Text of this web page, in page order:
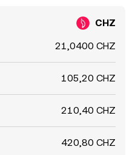
CHZ
21,0400 CHZ
105,20 CHZ
210,40 CHZ
420,80 CHZ